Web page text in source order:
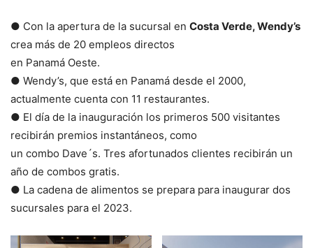
● Con la apertura de la sucursal en Costa Verde, Wendy’s
crea más de 20 empleos directos
en Panamá Oeste.
● Wendy’s, que está en Panamá desde el 2000,
actualmente cuenta con 11 restaurantes.
● El día de la inauguración los primeros 500 visitantes
recibirán premios instantáneos, como
un combo Dave´s. Tres afortunados clientes recibirán un
año de combos gratis.
● La cadena de alimentos se prepara para inaugurar dos
sucursales para el 2023.